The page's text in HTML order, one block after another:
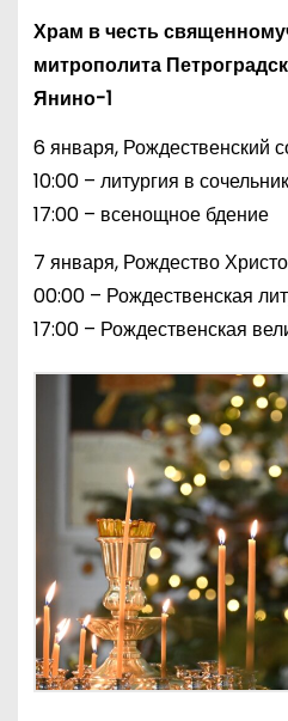
Храм в честь
митрополита
Янино-1
6 января, Рождественский
10:00 – литургия в сочельник
17:00 – всенощное бдение
7 января, Рождество
00:00 – Рождественская
17:00 – Рождественская